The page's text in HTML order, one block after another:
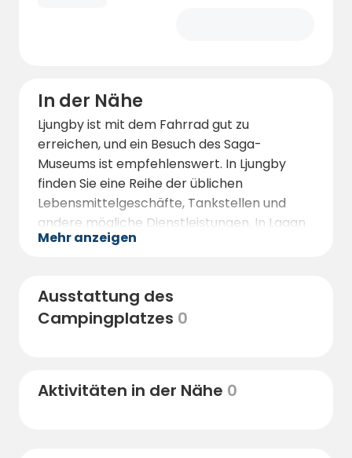
In der Nähe
Ljungby ist mit dem Fahrrad gut zu
erreichen, und ein Besuch des Saga-
Museums ist empfehlenswert. In Ljungby
finden Sie eine Reihe der üblichen
Lebensmittelgeschäfte, Tankstellen und
andere mögliche Dienstleistungen. In Lagan
gibt es außerdem eine gut sortierte ICA
Wohnwagen.
Im Hofladen gibt es viele Produkte aus der
auch zur Vogelbeobachtung und bietet
Mehr anzeigen
Ausstattung des
Campingplatzes 0
Aktivitäten in der Nähe 0